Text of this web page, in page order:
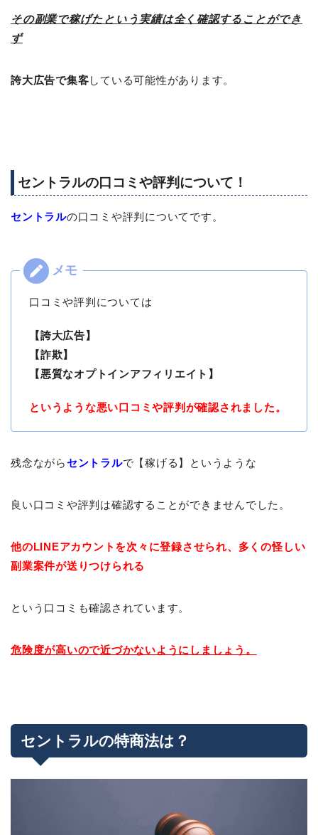
その副業で稼げたという実績は全く確認することができ
ず
誇大広告で集客している可能性があります。
セントラルの口コミや評判について！
セントラルの口コミや評判についてです。
口コミや評判については
【誇大広告】
【詐欺】
【悪質なオプトインアフィリエイト】
というような悪い口コミや評判が確認されました。
残念ながら セントラルで【稼げる】というような
良い口コミや評判は確認することができませんでした。
他のLINEアカウントを次々に登録させられ、 多くの怪しい
副業案件が送りつけられる
という口コミも確認されています。
危険度が高いので近づかないようにしましょう。
セントラルの特商法は？